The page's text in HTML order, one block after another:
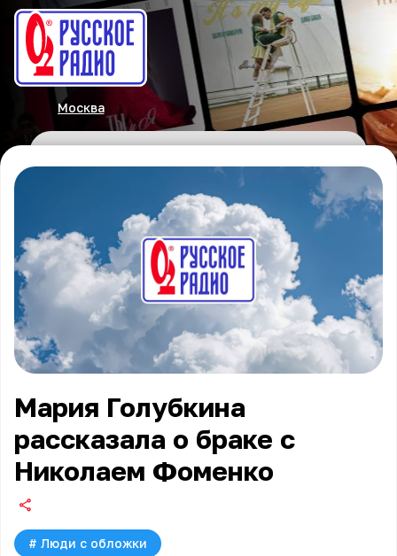
Москва
Мария Голубкина
рассказала о браке с
Николаем Фоменко
# Люди с обложки